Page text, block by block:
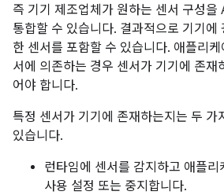
즉 기기 제조업체가 원하는 센서 구성을
통합할 수 있습니다. 결과적으로 기기에
한 센서를 포함할 수 있습니다. 애플리
서에 의존하는 경우 센서가 기기에 존재
어야 합니다.
특정 센서가 기기에 존재하는지는 두 가
있습니다.
런타임에 센서를 감지하고 애플리
사용 설정 또는 중지합니다.